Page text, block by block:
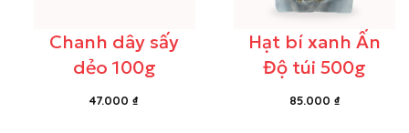
Chanh dây sấy
dẻo 100g
47.000₫
Hạt bí xanh Ấn
Độ túi 500g
85.000 ₫